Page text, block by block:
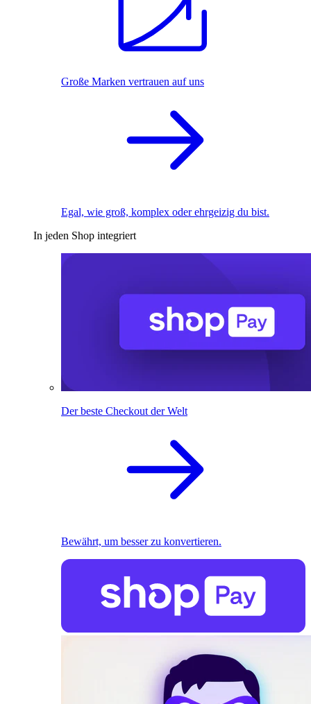
Große Marken vertrauen auf uns
Egal, wie groß, komplex oder ehrgeizig du bist.
In jeden Shop integriert
Der beste Checkout der Welt
Bewährt, um besser zu konvertieren.